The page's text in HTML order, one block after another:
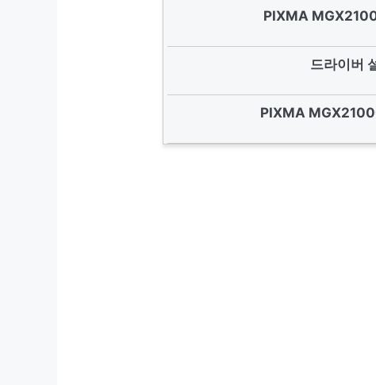
PIXMA
드라이버
PIXMA